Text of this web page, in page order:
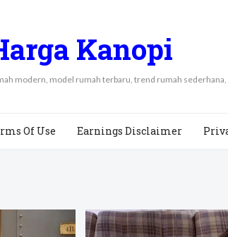
Kanopi
modern, model rumah terbaru, trend rumah sederhana,
Of Use Earnings Disclaimer